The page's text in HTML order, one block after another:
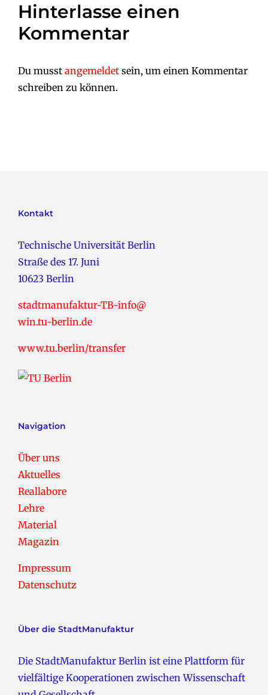
Hinterlasse einen
Kommentar
Du musst angemeldet sein, um einen Kommentar
schreiben zu können.
Kontakt
Technische Universität Berlin
Straße des 17. Juni
10623 Berlin
stadtmanufaktur-TB-info@
win.tu-berlin.de
www.tu.berlin/transfer
Navigation
Über uns
Aktuelles
Reallabore
Lehre
Material
Magazin
Impressum
Datenschutz
Über die StadtManufaktur
Die StadtManufaktur Berlin ist eine Plattform für
vielfältige Kooperationen zwischen Wissenschaft